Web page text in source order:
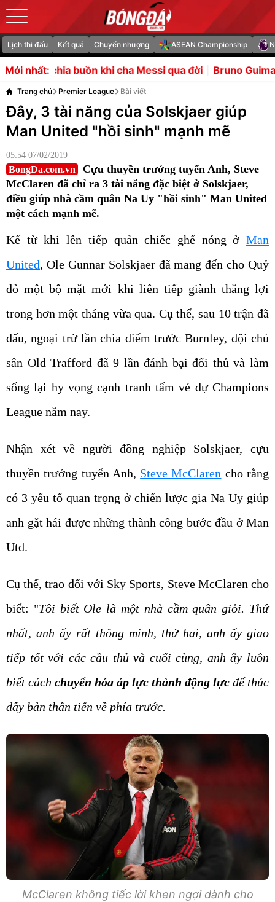
Lịch thi đấu Kết quả Chuyển nhượng ASEAN Championship
Mới nhất:
khi cha Messi qua đời Bruno Guimaraes hứa hẹn đốn
Trang chủ Premier League Bài viết
Đây, 3 tài năng của Solskjaer giúp
Man United "hồi sinh" mạnh mẽ
05:54 07/02/2019
BongDa.com.vn
Cựu thuyền trưởng tuyển Anh, Steve
McClaren đã chỉ ra 3 tài năng đặc biệt ở Solskjaer,
điều giúp nhà cầm quân Na Uy "hồi sinh" Man United
một cách mạnh mẽ.
Kể từ khi lên tiếp quản chiếc ghế nóng ở Man
United, Ole Gunnar Solskjaer đã mang đến cho Quỷ
đỏ một bộ mặt mới khi liên tiếp giành thắng lợi
trong hơn một tháng vừa qua. Cụ thể, sau 10 trận đã
đấu, ngoại trừ lần chia điểm trước Burnley, đội chủ
sân Old Trafford đã 9 lần đánh bại đối thủ và làm
sống lại hy vọng cạnh tranh tấm vé dự Champions
League năm nay.
Nhận xét về người đồng nghiệp Solskjaer, cựu
thuyền trưởng tuyển Anh, Steve McClaren cho rằng
có 3 yếu tố quan trọng ở chiến lược gia Na Uy giúp
anh gặt hái được những thành công bước đầu ở Man
Utd.
Cụ thể, trao đổi với Sky Sports, Steve McClaren cho
biết: "Tôi biết Ole là một nhà cầm quân giỏi. Thứ
nhất, anh ấy rất thông minh, thứ hai, anh ấy giao
tiếp tốt với các cầu thủ và cuối cùng, anh ấy luôn
biết cách chuyển hóa áp lực thành động lực để thúc
đẩy bản thân tiến về phía trước.
McClaren không tiếc lời khen ngợi dành cho